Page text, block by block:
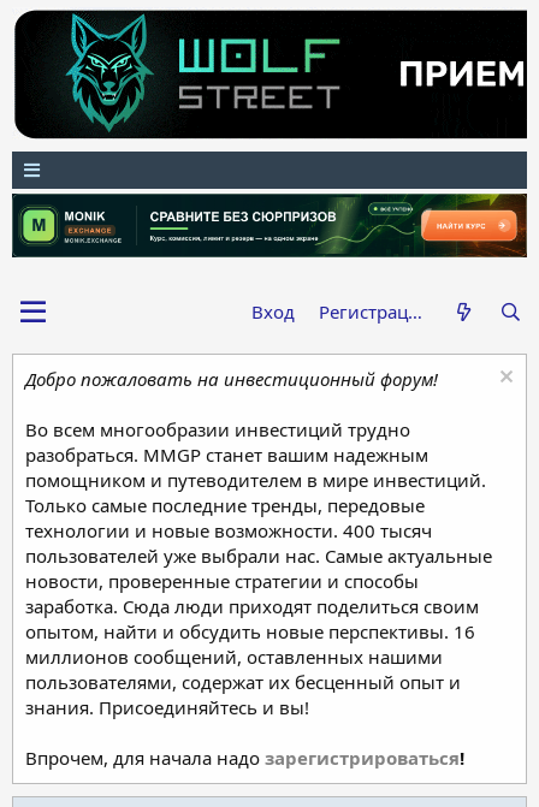
Вход Регистрация
Добро пожаловать на инвестиционный форум!
Во всем многообразии инвестиций трудно
разобраться. MMGP станет вашим надежным
помощником и путеводителем в мире инвестиций.
Только самые последние тренды, передовые
технологии и новые возможности. 400 тысяч
пользователей уже выбрали нас. Самые актуальные
новости, проверенные стратегии и способы
заработка. Сюда люди приходят поделиться своим
опытом, найти и обсудить новые перспективы. 16
миллионов сообщений, оставленных нашими
пользователями, содержат их бесценный опыт и
знания. Присоединяйтесь и вы!
Впрочем, для начала надо зарегистрироваться!